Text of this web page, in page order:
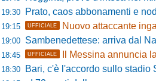
19:30 Prato, caos abbonamenti e nodo
19:15 UFFICIALE Nuovo attaccante
19:00 Sambenedettese: arriva dal Napoli
18:45 UFFICIALE Il Messina annuncia
18:30 Bari, c'è l'accordo sullo stadio San Nicola: